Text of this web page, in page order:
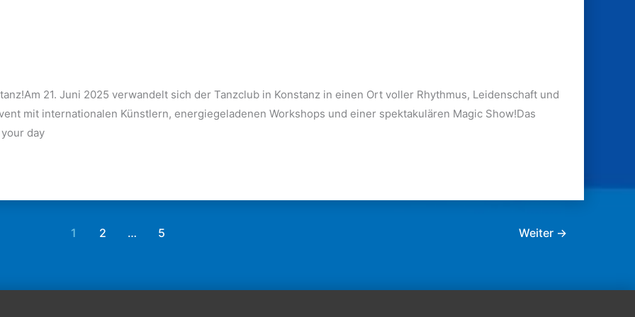
21. Juni 2025 verwandelt sich der Tanzclub in Konstanz in einen Ort voller Rhythmus, Leidenschaft und
mit internationalen Künstlern, energiegeladenen Workshops und einer spektakulären Magic Show!Das
day
1 2 … 5 Weiter →